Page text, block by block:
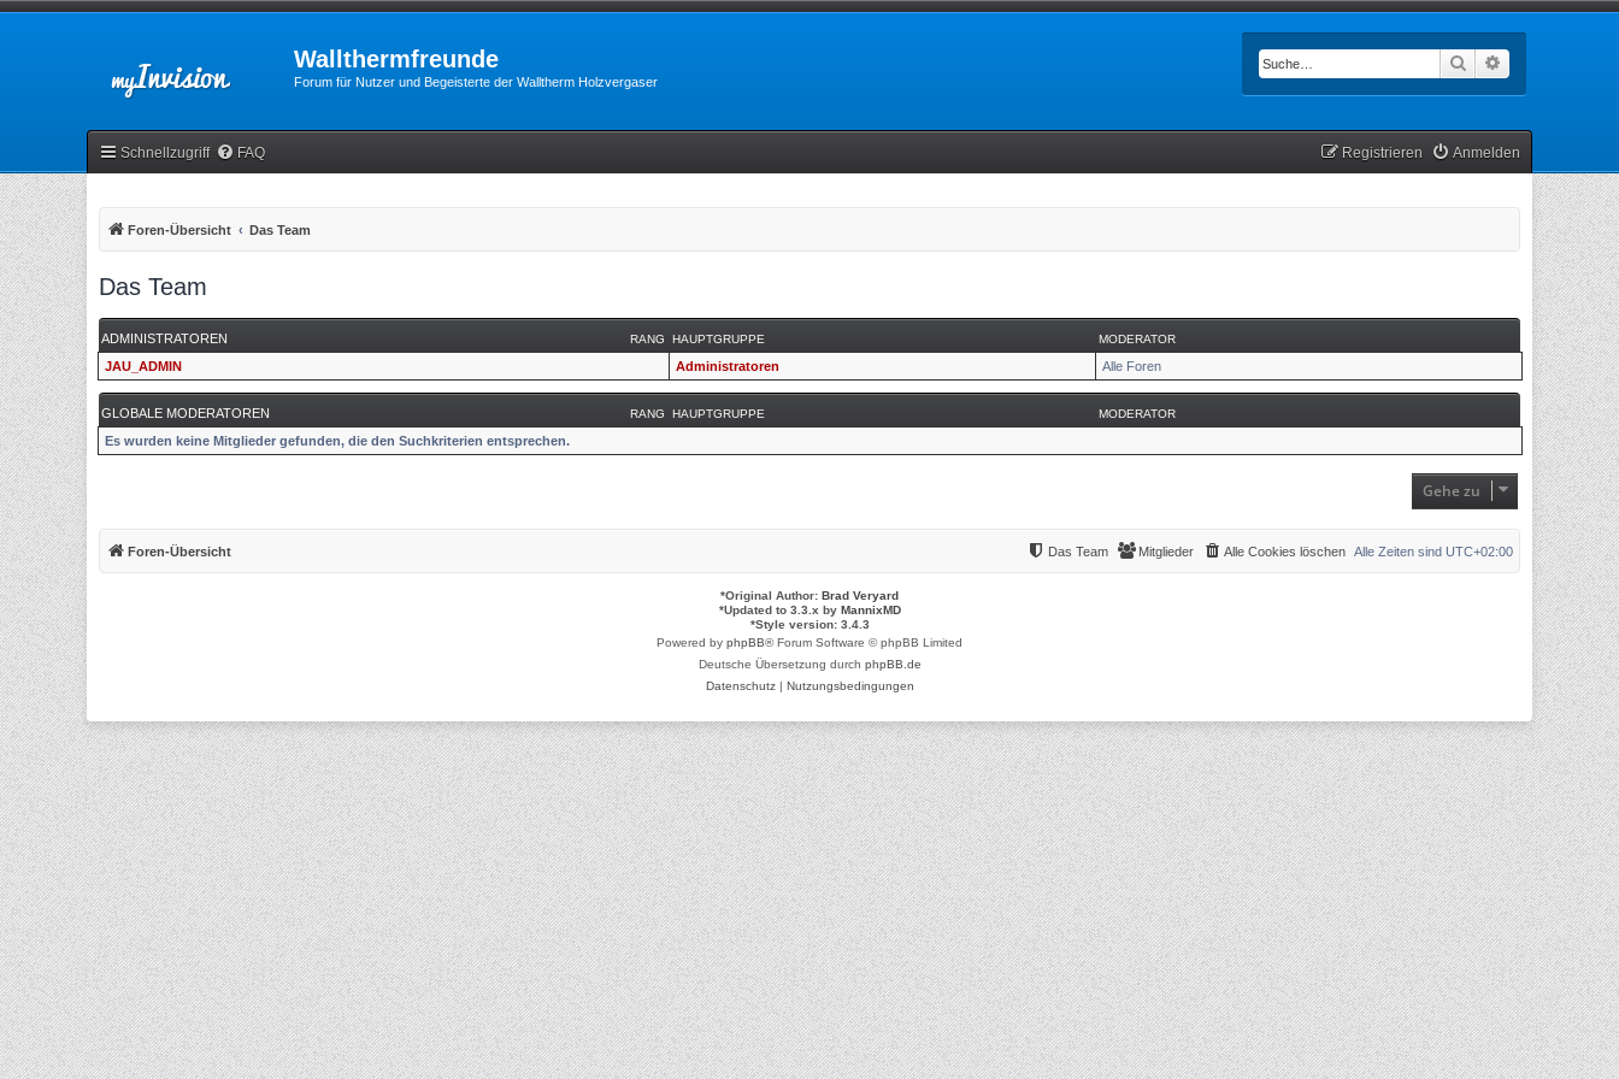
Wallthermfreunde
Forum für Nutzer und Begeisterte der Walltherm Holzvergaser
Suche
Schnellzugriff FAQ Anmelden
Registrieren
Foren-Übersicht Das Team
Das Team
RANG
ADMINISTRATOREN HAUPTGRUPPE MODERATOR
JAU_ADMIN Administratoren Alle Foren
RANG
GLOBALE MODERATOREN HAUPTGRUPPE MODERATOR
Es wurden keine Mitglieder gefunden, die den Suchkriterien entsprechen.
Gehe zu
Foren-Übersicht Alle Zeiten sind UTC+02:00
Alle Cookies löschen
Mitglieder
Das Team
*Original Author: Brad Veryard
*Updated to 3.3.x by MannixMD
*Style version: 3.4.3
Powered by phpBB® Forum Software © phpBB Limited
Deutsche Übersetzung durch phpBB.de
Datenschutz| Nutzungsbedingungen